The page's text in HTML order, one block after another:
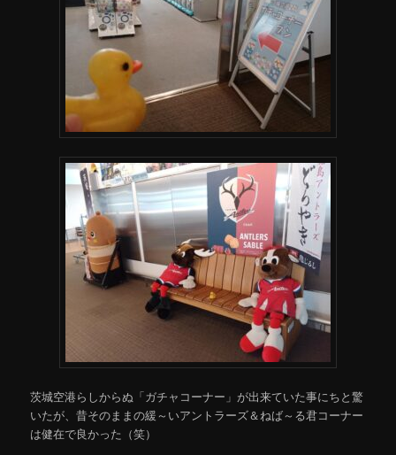
茨城空港らしからぬ「ガチャコーナー」が出来ていた事にちと驚
いたが、昔そのままの緩～いアントラーズ＆ねば～る君コーナー
は健在で良かった（笑）